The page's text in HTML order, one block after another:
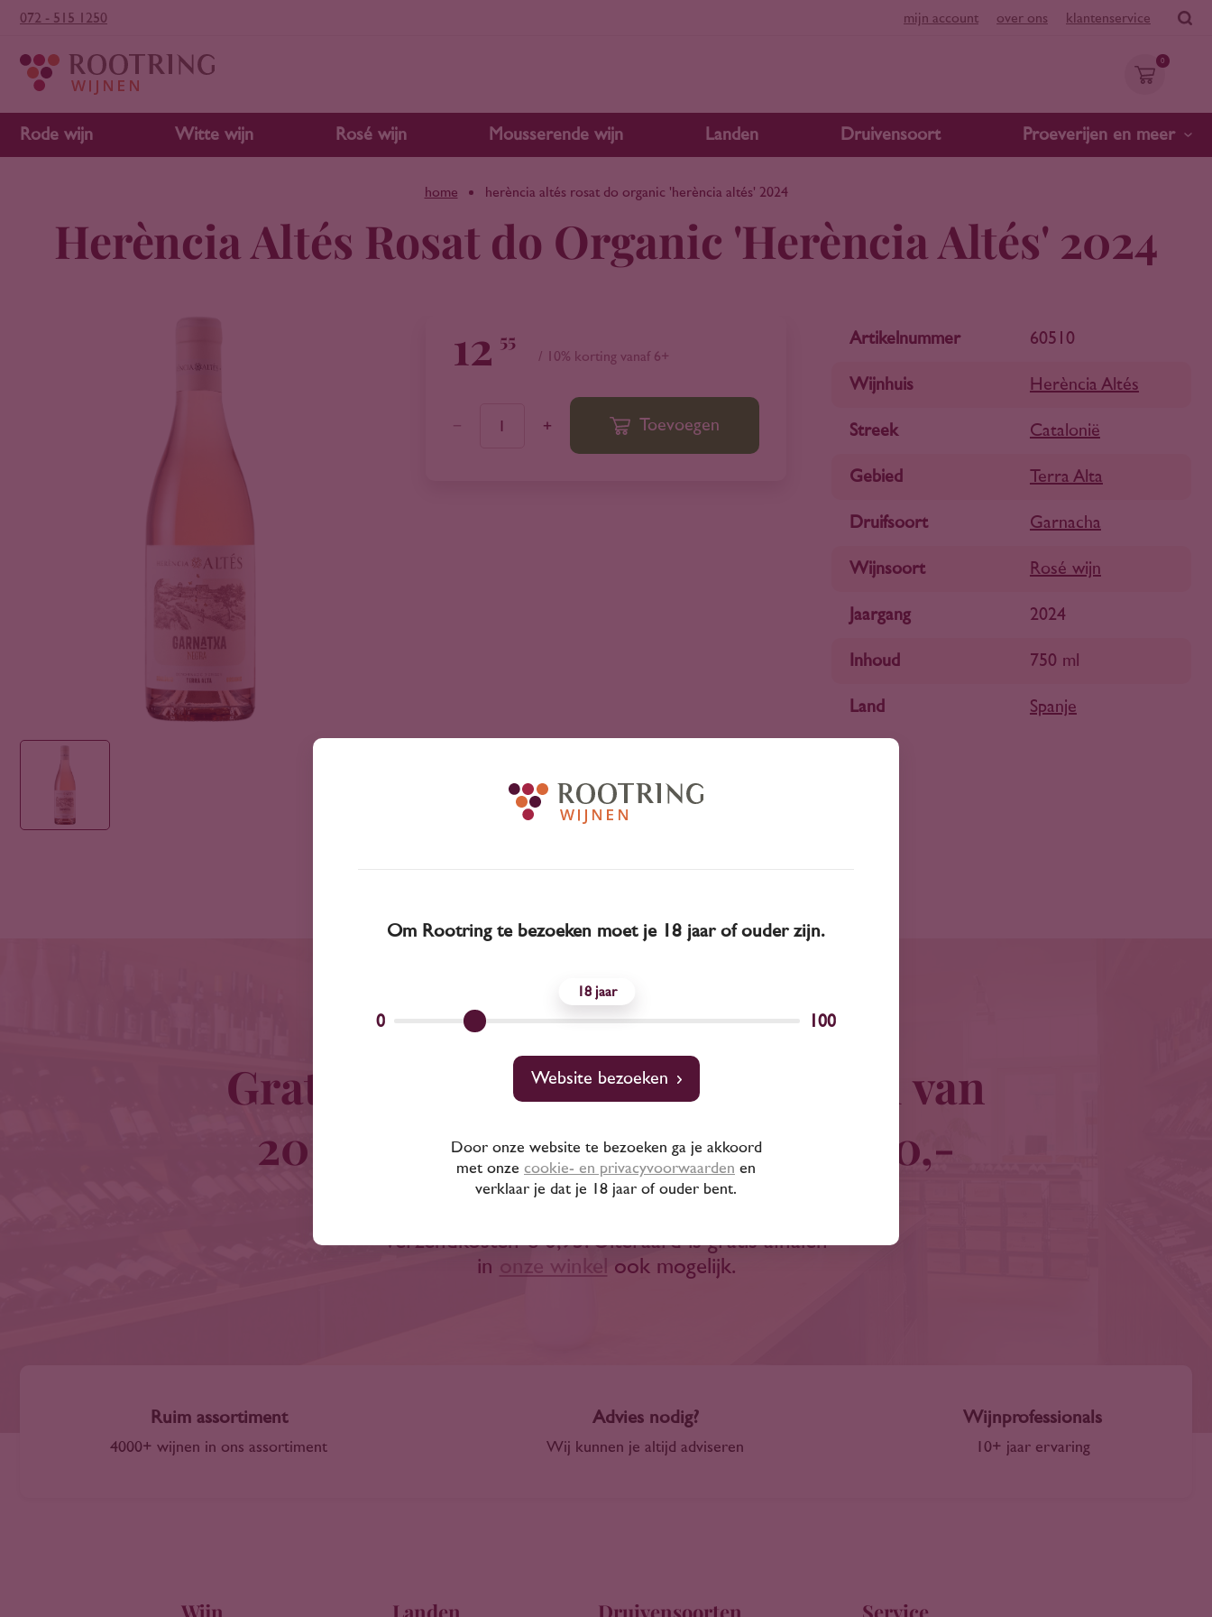
072 - 515 1250 mijn account over ons klantenservice
0
Rode wijn Witte wijn Rosé wijn Mousserende wijn Landen Druivensoort Proeverijen en meer
home herència altés rosat do organic 'herència altés' 2024
Herència Altés Rosat do Organic 'Herència Altés' 2024
12 55
/ 10% korting vanaf 6+
Toevoegen
Artikelnummer 60510
Wijnhuis Herència Altés
Streek Catalonië
Gebied Terra Alta
Druifsoort Garnacha
Wijnsoort Rosé wijn
Jaargang 2024
Inhoud 750 ml
Land Spanje
Gratis bezorgd binnen een straal van
20 km of bij besteding van € 100,-
verzendkosten € 6,95. Uiteraard is gratis afhalen
in onze winkel ook mogelijk.
Ruim assortiment
4000+ wijnen in ons assortiment
Advies nodig?
Wij kunnen je altijd adviseren
Wijnprofessionals
10+ jaar ervaring
Wijn Landen Druivensoorten Service
Om Rootring te bezoeken moet je 18 jaar of ouder zijn.
0
18
100
Website bezoeken
Door onze website te bezoeken ga je akkoord
met onze cookie- en privacyvoorwaarden en
verklaar je dat je 18 jaar of ouder bent.